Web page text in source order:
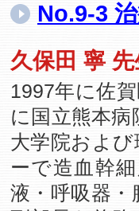
No.9-3
久保田 寧
1997年に佐
に国立熊本
大学院およ
ーで造血幹
液・呼吸器